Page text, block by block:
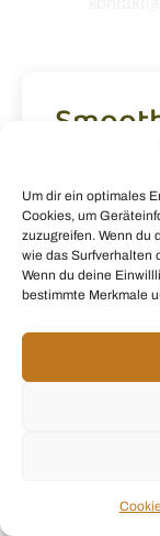
Um dir ein optimales
Cookies, um
zuzugreifen. Wenn du
wie das Surfverhalten
Wenn du deine
bestimmte Merkmale
Produkt